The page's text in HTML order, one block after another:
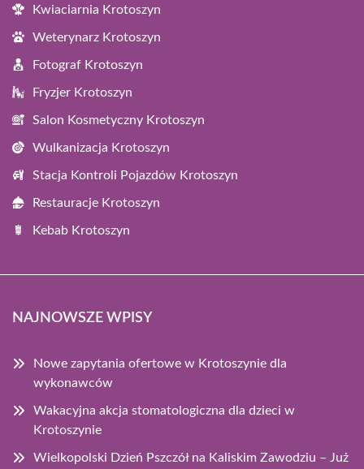
Kwiaciarnia Krotoszyn
Weterynarz Krotoszyn
Fotograf Krotoszyn
Fryzjer Krotoszyn
Salon Kosmetyczny Krotoszyn
Wulkanizacja Krotoszyn
Stacja Kontroli Pojazdów Krotoszyn
Restauracje Krotoszyn
Kebab Krotoszyn
NAJNOWSZE WPISY
Nowe zapytania ofertowe w Krotoszynie dla
wykonawców
Wakacyjna akcja stomatologiczna dla dzieci w
Krotoszynie
Wielkopolski Dzień Pszczół na Kaliskim Zawodziu – Już